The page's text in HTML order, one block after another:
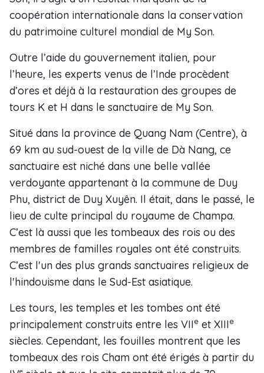
coopération internationale dans la conservation
du patrimoine culturel mondial de My Son.
Outre l’aide du gouvernement italien, pour
l’heure, les experts venus de l’Inde procèdent
d’ores et déjà à la restauration des groupes de
tours K et H dans le sanctuaire de My Son.
Situé dans la province de Quang Nam (Centre), à
69 km au sud-ouest de la ville de Dà Nang, ce
sanctuaire est niché dans une belle vallée
verdoyante appartenant à la commune de Duy
Phu, district de Duy Xuyên. Il était, dans le passé, le
lieu de culte principal du royaume de Champa.
C’est là aussi que les tombeaux des rois ou des
membres de familles royales ont été construits.
C’est l'un des plus grands sanctuaires religieux de
l'hindouisme dans le Sud-Est asiatique.
Les tours, les temples et les tombes ont été
principalement construits entre les VIIe et XIIIe
siècles. Cependant, les fouilles montrent que les
tombeaux des rois Cham ont été érigés à partir du
e